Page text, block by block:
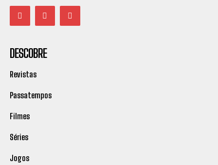
DESCOBRE
Revistas
Passatempos
Filmes
Séries
Jogos